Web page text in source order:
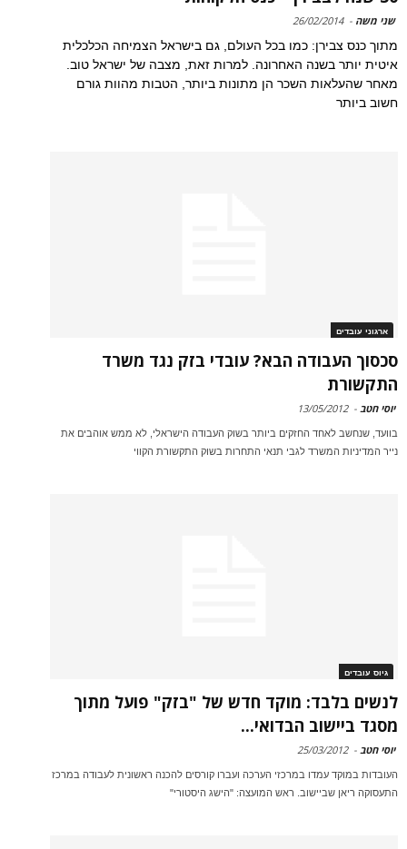
שני משה -
26/02/2014
מתוך כנס צבירן: כמו בכל העולם, גם בישראל הצמיחה הכלכלית
איטית יותר בשנה האחרונה. למרות זאת, מצבה של ישראל טוב.
מאחר שהעלאות השכר הן מתונות ביותר, הטבות מהוות גורם
חשוב ביותר
ארגוני עובדים
סכסוך העבודה הבא? עובדי בזק נגד משרד
התקשורת
יוסי חטב -
13/05/2012
בוועד, שנחשב לאחד החזקים ביותר בשוק העבודה הישראלי, לא ממש אוהבים את
נייר המדיניות המשרד לגבי תנאי התחרות בשוק התקשורת הקווי
גיוס עובדים
לנשים בלבד: מוקד חדש של "בזק" פועל מתוך
מסגד ביישוב הבדואי...
יוסי חטב -
25/03/2012
העובדות במוקד עמדו במרכזי הערכה ועברו קורסים להכנה ראשונית לעבודה במרכז
התעסוקה ריאן שביישוב. ראש המועצה: "הישג היסטורי"